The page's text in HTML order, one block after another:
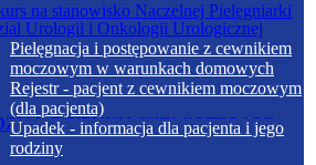
DZIENNY CHEMIOTERAPII
Urologii i Onkologii Urologicznej
Pielęgnacja i postępowanie z cewnikiem
moczowym w warunkach domowych
Rejestr - pacjent z cewnikiem moczowym
(dla pacjenta)
Upadek - informacja dla pacjenta i jego
rodziny
na stanowisko Naczelnej Pielęgniarki